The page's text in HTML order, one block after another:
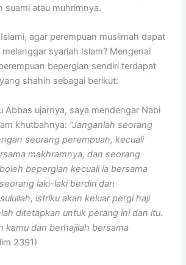
suami atau muhrimnya.
agar perempuan muslimah dapat
syariah Islam? Mengenai
bepergian sendiri terdapat
shahih sebagai berikut:
Abbas ujarnya, saya mendengar Nabi
khutbahnya: “Janganlah seorang
seorang perempuan, kecuali
makhramnya, dan seorang
bepergian kecuali ia bersama
laki-laki berdiri dan
istriku akan keluar pergi haji
ditetapkan untuk perang ini dan itu.
kamu dan berhajilah bersama
2391)